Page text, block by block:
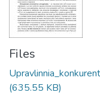
Files
(635.55 KB)